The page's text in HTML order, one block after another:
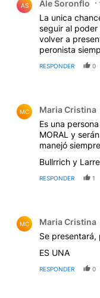
AS Ale Soronflo
La unica
seguir al
volver a
peronista
RESPONDER 0
MC Maria Cristina
Es una
MORAL y
manejó siempre
Bullrrich y
RESPONDER 1
MC Maria Cristina
Se presentará,
ES UNA
RESPONDER 0